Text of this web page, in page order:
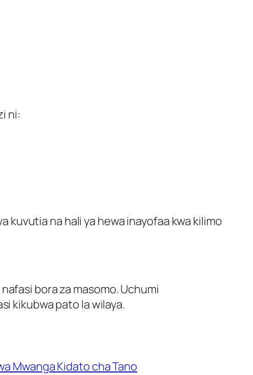
ni:
kuvutia na hali ya hewa inayofaa kwa kilimo
bora za masomo. Uchumi
kikubwa pato la wilaya.
Mwanga Kidato cha Tano